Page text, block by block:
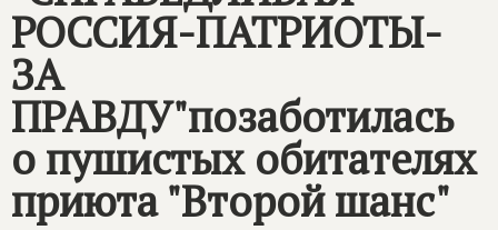
РОССИЯ-ПАТРИОТЫ-
ЗА
ПРАВДУ"позаботилась
о пушистых обитателях
приюта "Второй шанс"